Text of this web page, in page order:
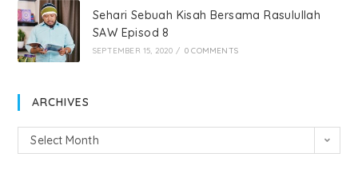
Sehari Sebuah Kisah Bersama Rasulullah
SAW Episod 8
SEPTEMBER 15, 2020 / 0 COMMENTS
ARCHIVES
Select Month